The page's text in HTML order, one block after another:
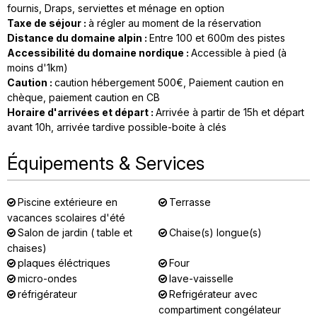
fournis Draps, serviettes et ménage en option
Taxe de séjour : à régler au moment de la réservation
Distance du domaine alpin : Entre 100 et 600m des pistes
Accessibilité du domaine nordique : Accessible à pied (à
moins d'1km)
Caution : caution hébergement 500€ Paiement caution en
chèque paiement caution en CB
Horaire d'arrivées et départ : Arrivée à partir de 15h et départ
avant 10h arrivée tardive possible-boite à clés
Équipements & Services
Piscine extérieure en
vacances scolaires d'été
Terrasse
Salon de jardin ( table et
chaises)
Chaise(s) longue(s)
plaques éléctriques
Four
micro-ondes
lave-vaisselle
réfrigérateur
Refrigérateur avec
compartiment congélateur